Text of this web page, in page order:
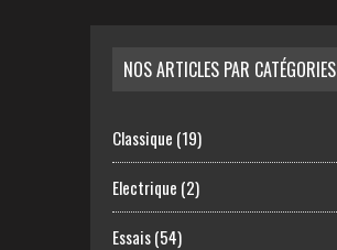
NOS ARTICLES PAR CATÉGORIES
Classique (19)
Electrique (2)
Essais(54)